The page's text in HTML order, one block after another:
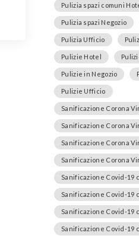
Pulizia spazi comuni
Pulizia spazi Negozio
Pulizia Ufficio
Pulizie Hotel
Pulizie in Negozio
Pulizie Ufficio
Sanificazione Corona
Sanificazione Corona
Sanificazione Corona
Sanificazione Corona
Sanificazione Covid-19
Sanificazione Covid-19
Sanificazione Covid-19
Sanificazione Covid-19